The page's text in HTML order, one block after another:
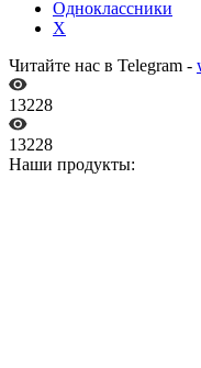
Одноклассники
X
Читайте нас в Telegram -
13228
13228
Наши продукты: